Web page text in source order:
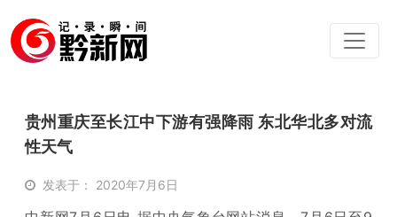
贵州重庆至长江中下游有强降雨 东北华北多对流
性天气
发表于： 2020年7月6日